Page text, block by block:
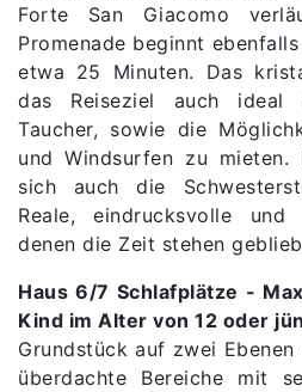
Forte San Giacomo
Promenade beginnt
etwa 25 Minuten. Das
das Reiseziel auch ideal
Taucher, sowie die
und Windsurfen zu
sich auch die
Reale, eindrucksvolle
denen die Zeit stehen
Haus 6/7 Schlafplätze -
Kind im Alter von 12 oder
Grundstück auf zwei
überdachte Bereiche mit